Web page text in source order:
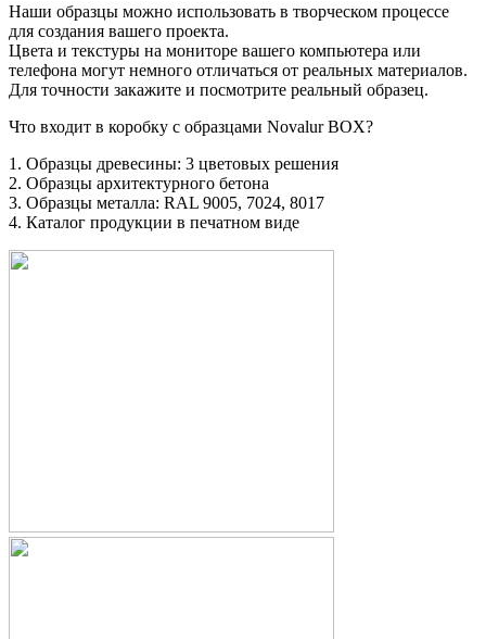
Наши образцы можно использовать в творческом процессе
для создания вашего проекта.
Цвета и текстуры на мониторе вашего компьютера или
телефона могут немного отличаться от реальных материалов.
Для точности закажите и посмотрите реальный образец.
Что входит в коробку с образцами Novalur BOX?
1. Образцы древесины: 3 цветовых решения
2. Образцы архитектурного бетона
3. Образцы металла: RAL 9005, 7024, 8017
4. Каталог продукции в печатном виде